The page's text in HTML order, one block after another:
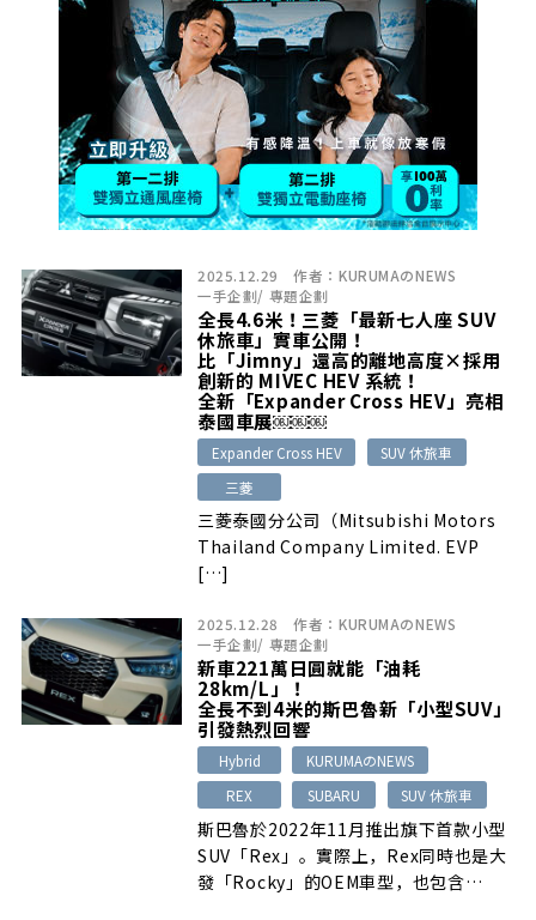
2025.12.29 作者： KURUMAのNEWS
一手企劃/ 專題企劃
全長4.6米！三菱「最新七人座 SUV
休旅車」實車公開！
比「Jimny」還高的離地高度×採用
創新的 MIVEC HEV 系統！
全新「Expander Cross HEV」亮相
泰國車展￼￼￼
Expander Cross HEV
SUV 休旅車
三菱
三菱泰國分公司（Mitsubishi Motors
Thailand Company Limited. EVP
[…]
2025.12.28 作者： KURUMAのNEWS
一手企劃/ 專題企劃
新車221萬日圓就能「油耗
28km/L」！
全長不到4米的斯巴魯新「小型SUV」
引發熱烈回響
Hybrid
KURUMAのNEWS
REX
SUBARU SUV 休旅車
斯巴魯於2022年11月推出旗下首款小型
SUV「Rex」。實際上，Rex同時也是大
發「Rocky」的OEM車型，也包含…